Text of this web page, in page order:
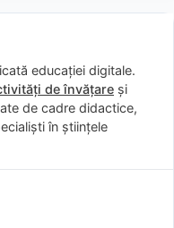
educației digitale.
de învățare și
de cadre didactice,
în științele